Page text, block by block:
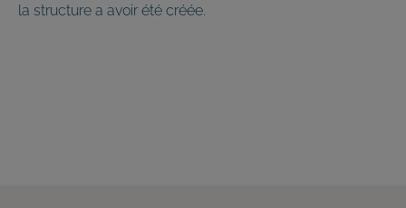
la structure a avoir été créée.